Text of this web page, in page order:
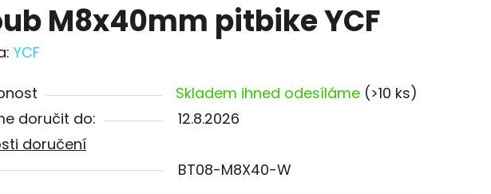
M8x40mm pitbike YCF
YCF
Skladem ihned odesíláme (>10 ks)
doručit do:
12.8.2026
doručení
BT08-M8X40-W